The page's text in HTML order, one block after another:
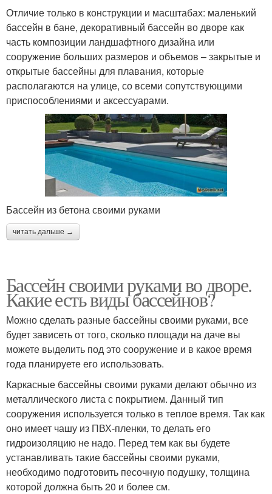
Отличие только в конструкции и масштабах: маленький
бассейн в бане, декоративный бассейн во дворе как
часть композиции ландшафтного дизайна или
сооружение больших размеров и объемов – закрытые и
открытые бассейны для плавания, которые
располагаются на улице, со всеми сопутствующими
приспособлениями и аксессуарами.
Бассейн из бетона своими руками
читать дальше →
Бассейн своими руками во дворе.
Какие есть виды бассейнов?
Можно сделать разные бассейны своими руками, все
будет зависеть от того, сколько площади на даче вы
можете выделить под это сооружение и в какое время
года планируете его использовать.
Каркасные бассейны своими руками делают обычно из
металлического листа с покрытием. Данный тип
сооружения используется только в теплое время. Так как
оно имеет чашу из ПВХ-пленки, то делать его
гидроизоляцию не надо. Перед тем как вы будете
устанавливать такие бассейны своими руками,
необходимо подготовить песочную подушку, толщина
которой должна быть 20 и более см.